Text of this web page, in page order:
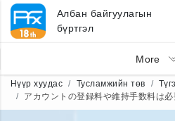
Албан байгуулагын
бүртгэл
More
Нүүр хуудас Тусламжийн төв
アカウントの登録料や維持手数料は必